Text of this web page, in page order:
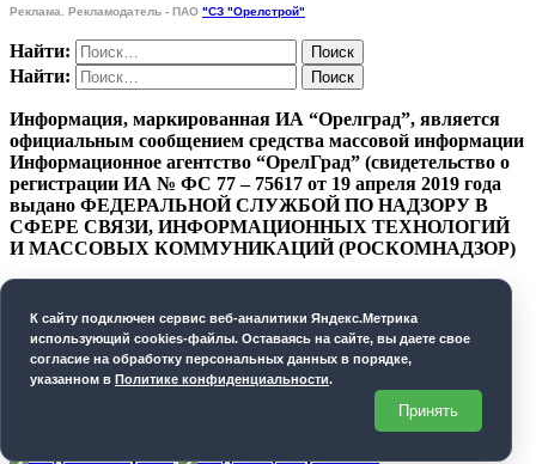
Реклама. Рекламодатель - ПАО "СЗ "Орелстрой"
Найти:
Найти:
Информация, маркированная ИА “Орелград”, является
официальным сообщением средства массовой информации
Информационное агентство “ОрелГрад” (свидетельство о
регистрации ИА № ФС 77 – 75617 от 19 апреля 2019 года
выдано ФЕДЕРАЛЬНОЙ СЛУЖБОЙ ПО НАДЗОРУ В
СФЕРЕ СВЯЗИ, ИНФОРМАЦИОННЫХ ТЕХНОЛОГИЙ
И МАССОВЫХ КОММУНИКАЦИЙ (РОСКОМНАДЗОР)
СОГЛАСИЕ НА ОБРАБОТКУ ПЕРСОНАЛЬНЫХ
ДАННЫХ
К cайту подключен сервис веб-аналитики Яндекс.Метрика
использующий cookies-файлы. Оставаясь на сайте, вы даете свое
согласие на обработку персональных данных в порядке,
указанном в Политике конфиденциальности.
Принять